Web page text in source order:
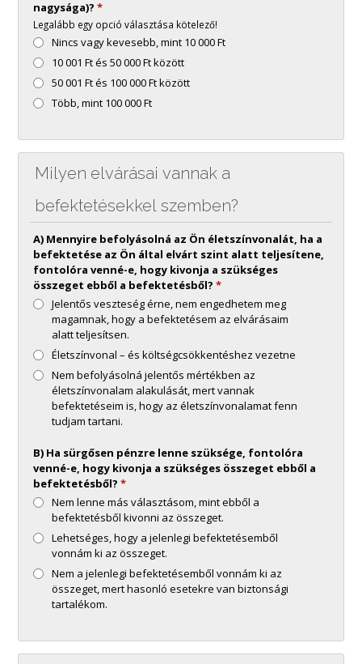
nagysága)? *
Legalább egy opció választása kötelező!
Nincs vagy kevesebb, mint 10 000 Ft
10 001 Ft és 50 000 Ft között
50 001 Ft és 100 000 Ft között
Több, mint 100 000 Ft
Milyen elvárásai vannak a
befektetésekkel szemben?
A) Mennyire befolyásolná az Ön életszínvonalát, ha a
befektetése az Ön által elvárt szint alatt teljesítene,
fontolóra venné-e, hogy kivonja a szükséges
összeget ebből a befektetésből? *
Jelentős veszteség érne, nem engedhetem meg
magamnak, hogy a befektetésem az elvárásaim
alatt teljesítsen.
Életszínvonal – és költségcsökkentéshez vezetne
Nem befolyásolná jelentős mértékben az
életszínvonalam alakulását, mert vannak
befektetéseim is, hogy az életszínvonalamat fenn
tudjam tartani.
B) Ha sürgősen pénzre lenne szüksége, fontolóra
venné-e, hogy kivonja a szükséges összeget ebből a
befektetésből? *
Nem lenne más választásom, mint ebből a
befektetésből kivonni az összeget.
Lehetséges, hogy a jelenlegi befektetésemből
vonnám ki az összeget.
Nem a jelenlegi befektetésemből vonnám ki az
összeget, mert hasonló esetekre van biztonsági
tartalékom.